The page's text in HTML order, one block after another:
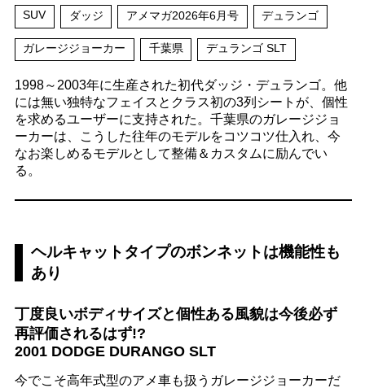
SUV ダッジ アメマガ2026年6月号 デュランゴ
ガレージジョーカー 千葉県 デュランゴ SLT
1998～2003年に生産された初代ダッジ・デュランゴ。他
には無い独特なフェイスとクラス初の3列シートが、個性
を求めるユーザーに支持された。千葉県のガレージジョ
ーカーは、こうした往年のモデルをコツコツ仕入れ、今
なお楽しめるモデルとして整備＆カスタムに励んでい
る。
ヘルキャットタイプのボンネットは機能性も
あり
丁度良いボディサイズと個性ある風貌は今後必ず
再評価されるはず!?
2001 DODGE DURANGO SLT
今でこそ高年式型のアメ車も扱うガレージジョーカーだ